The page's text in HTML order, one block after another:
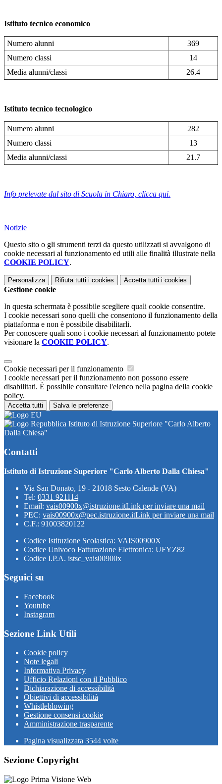
Istituto tecnico economico
Numero alunni
369
Numero classi
14
Media alunni/classi
26.4
Istituto tecnico tecnologico
Numero alunni
282
Numero classi
13
Media alunni/classi
21.7
Info prelevate dal sito di Scuola in Chiaro, clicca qui.
Notizie
Questo sito o gli strumenti terzi da questo utilizzati si avvalgono di
cookie necessari al funzionamento ed utili alle finalità illustrate nella
COOKIE POLICY.
Personalizza Rifiuta tutti i cookies Accetta tutti i cookies
Gestione cookie
In questa schermata è possibile scegliere quali cookie consentire.
I cookie necessari sono quelli che consentono il funzionamento della
piattaforma e non è possibile disabilitarli.
Per conoscere quali sono i cookie necessari al funzionamento potete
visionare la COOKIE POLICY.
Cookie necessari per il funzionamento
I cookie necessari per il funzionamento non possono essere
disabilitati. È possibile consultare l'elenco nella pagina della cookie
policy.
Accetta tutti Salva le preferenze
Istituto di Istruzione Superiore "Carlo Alberto
Dalla Chiesa"
Contatti
Istituto di Istruzione Superiore "Carlo Alberto Dalla Chiesa"
Via San Donato, 19 - 21018 Sesto Calende (VA)
Tel: 0331 921114
Email: vais00900x@istruzione.itLink per inviare una mail
PEC: vais00900x@pec.istruzione.itLink per inviare una mail
C.F.: 91003820122
Codice Istituzione Scolastica: VAIS00900X
Codice Univoco Fatturazione Elettronica: UFYZ82
Codice I.P.A. istsc_vais00900x
Seguici su
Facebook
Youtube
Instagram
Sezione Link Utili
Cookie policy
Note legali
Informativa Privacy
Ufficio Relazioni con il Pubblico
Dichiarazione di accessibilità
Obiettivi di accessibilità
Whistleblowing
Gestione consensi cookie
Amministrazione trasparente
Pagina visualizzata 3544 volte
Sezione Copyright